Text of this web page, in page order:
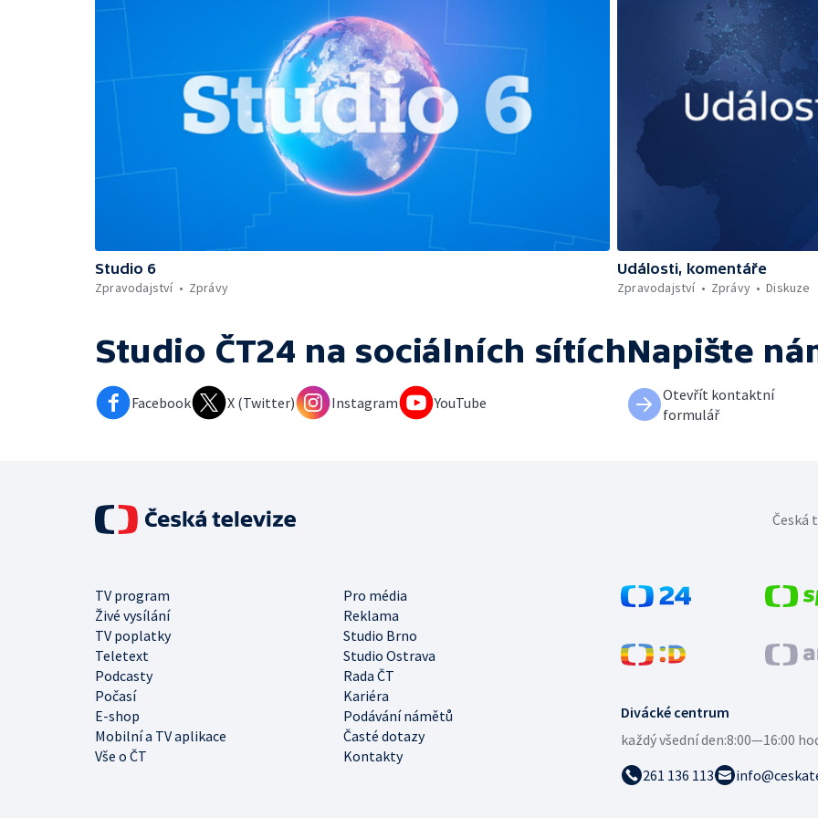
Studio 6
Zpravodajství
Zprávy
Události, komentáře
Zpravodajství
Zprávy Diskuze
Studio ČT24 na sociálních sítích
Facebook X (Twitter) Instagram YouTube
Napište
Otevřít kontaktní
formulář
Divácké centrum
každý všední den:8:00—16:00
261 136 113
TV program
Pro média
Živé vysílání
Reklama
TV poplatky
Studio Brno
Teletext
Studio Ostrava
Podcasty
Rada ČT
Počasí
Kariéra
E-shop
Podávání námětů
Mobilní a TV aplikace
Časté dotazy
Vše o ČT
Kontakty
Česká